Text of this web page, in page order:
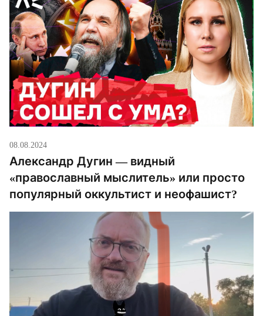
08.08.2024
Александр Дугин — видный
«православный мыслитель» или просто
популярный оккультист и неофашист?